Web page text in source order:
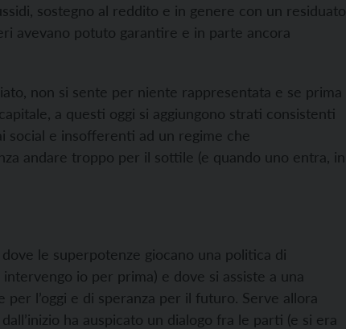
sostegno al reddito e in genere con un residuato
avevano potuto garantire e in parte ancora
non si sente per niente rappresentata e se prima
a questi oggi si aggiungono strati consistenti
social e insofferenti ad un regime che
andare troppo per il sottile (e quando uno entra, in
le superpotenze giocano una politica di
io per prima) e dove si assiste a una
l’oggi e di speranza per il futuro. Serve allora
ha auspicato un dialogo fra le parti (e si era